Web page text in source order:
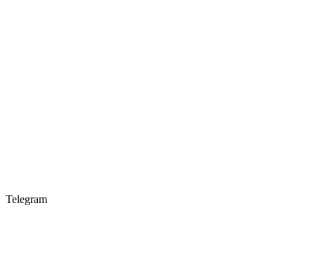
Telegram